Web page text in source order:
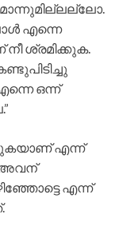
എന്നെ
നീ ശ്രമിക്കുക.
ഒന്ന്
എന്ന്
അവന്
എന്ന്